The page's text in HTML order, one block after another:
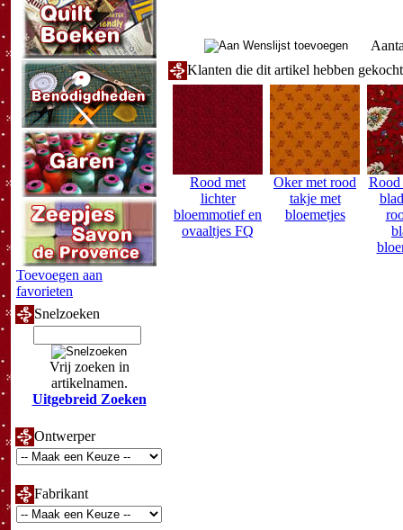
Toevoegen aan
favorieten
Snelzoeken
Vrij zoeken in
artikelnamen.
Uitgebreid Zoeken
Ontwerper
Fabrikant
Klanten die dit artikel hebben
Rood met
lichter
bloemmotief en
ovaaltjes FQ
Oker met rood
takje met
bloemetjes
Rood